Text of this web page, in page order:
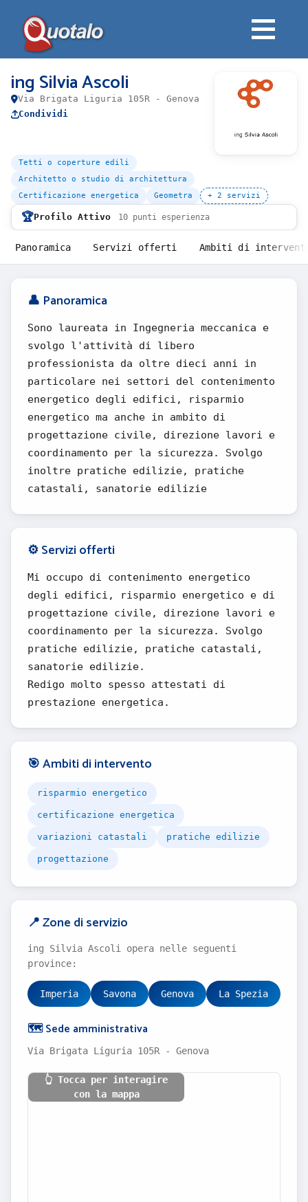
ing Silvia Ascoli
Via Brigata Liguria 105R - Genova
Condividi
Tetti o coperture edili
Architetto o studio di architettura
Certificazione energetica
Geometra + 2 servizi
🏆Profilo Attivo 10 punti esperienza
Panoramica Servizi offerti Ambiti di
👤 Panoramica
Sono laureata in Ingegneria meccanica e
svolgo l'attività di libero
professionista da oltre dieci anni in
particolare nei settori del contenimento
energetico degli edifici, risparmio
energetico ma anche in ambito di
progettazione civile, direzione lavori e
coordinamento per la sicurezza. Svolgo
inoltre pratiche edilizie, pratiche
catastali, sanatorie edilizie
⚙️ Servizi offerti
Mi occupo di contenimento energetico
degli edifici, risparmio energetico e di
progettazione civile, direzione lavori e
coordinamento per la sicurezza. Svolgo
pratiche edilizie, pratiche catastali,
sanatorie edilizie.
Redigo molto spesso attestati di
prestazione energetica.
🎯 Ambiti di intervento
risparmio energetico
certificazione energetica
variazioni catastali pratiche edilizie
progettazione
📍 Zone di servizio
ing Silvia Ascoli opera nelle seguenti
province:
Imperia Savona Genova La Spezia
🗺️ Sede amministrativa
Via Brigata Liguria 105R - Genova
👆 Tocca per interagire
con la mappa